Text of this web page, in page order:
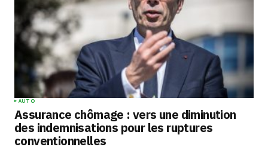
AUTO
Assurance chômage : vers une diminution
des indemnisations pour les ruptures
conventionnelles